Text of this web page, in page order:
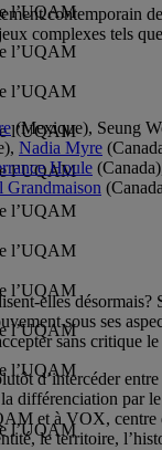
l’UQAM
l’UQAM
l’UQAM
l’UQAM
l’UQAM
l’UQAM
l’UQAM
l’UQAM
l’UQAM
l’UQAM
l’UQAM
contemporain
complexes tels
(Mexique), Seung
Nadia Myre
Houle
Grandmaison
elles
sous ses
sans critique
d’intercéder
par
et à VOX,
le territoire,